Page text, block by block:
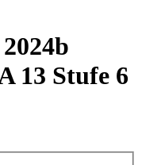
13 Stufe 6